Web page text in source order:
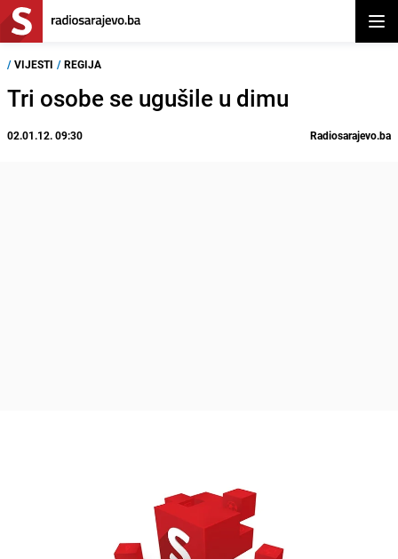
/ VIJESTI / REGIJA
Tri osobe se ugušile u dimu
02.01.12. 09:30 Radiosarajevo.ba